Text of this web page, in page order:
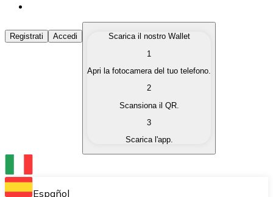
Acquista Criptovalute
Acquista le criptovalute che ti interessano in modo
Converti le tue criptovalute in valuta fiat quando ne
Scambia una criptovaluta con un'altra
Conserva le tue cripto in un Wallet self-custodial.
Registrati Accedi
Scarica il nostro Wallet
1
Apri la fotocamera del tuo telefono.
2
Scansiona il QR.
3
Scarica l'app.
Español